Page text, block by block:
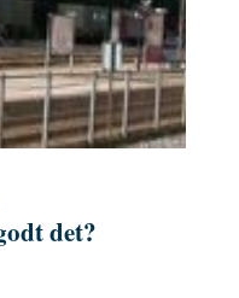
det?